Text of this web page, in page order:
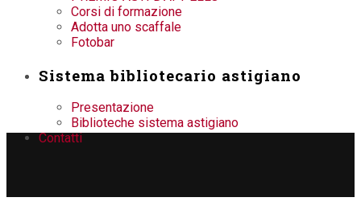
Corsi di formazione
Adotta uno scaffale
Fotobar
Sistema bibliotecario astigiano
Presentazione
Biblioteche sistema astigiano
Contatti